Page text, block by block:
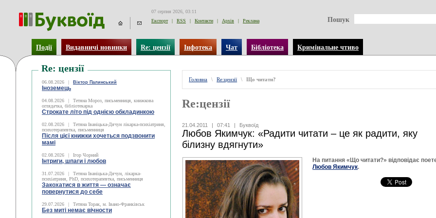
07 серпня 2026, 03:11
Експорт
| RSS | Контакти | Архів | Реклама Пошук
Події Видавничі новинки Re: цензії Інфотека Чат Бібліотека Кримінальне чтиво
Re: цензії
06.08.2026 | Віктор Палинський
Іноземець
04.08.2026 |
Тетяна Мороз, письменниця, книжкова
оглядачка, бібліотекарка
Строкате літо під однією обкладинкою
02.08.2026 |
Тетяна Іваніцька-Дячун лікарка-психіатриня,
психотерапевтка, письменниця
Після цієї книжки хочеться подзвонити
мамі
02.08.2026 | Ігор Чорний
Інтриги, шпаги і любов
31.07.2026 |
Тетяна Іваніцька-Дячун, лікарка-
психіатриня, PhD, психотерапевтка, письменниця
Закохатися в життя — означає
повернутися до себе
29.07.2026 | Тетяна Торак, м. Івано-Франківськ
Без миті немає вічности
Головна \ Re:цензії \ Що читати?
Re:цензії
21.04.2011 | 07:41 | Буквоїд
Любов Якимчук: «Радити читати – це як радити, яку
білизну вдягнути»
На питання «Що читати?» відповідає
Любов Якимчук.